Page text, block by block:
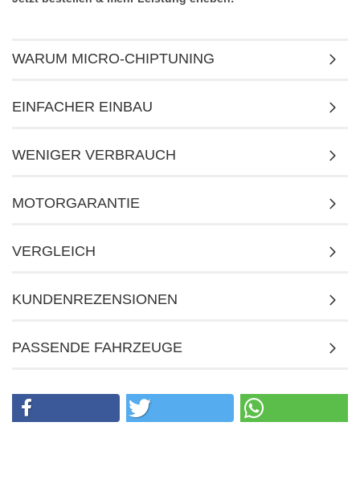
WARUM MICRO-CHIPTUNING
EINFACHER EINBAU
WENIGER VERBRAUCH
MOTORGARANTIE
VERGLEICH
KUNDENREZENSIONEN
PASSENDE FAHRZEUGE